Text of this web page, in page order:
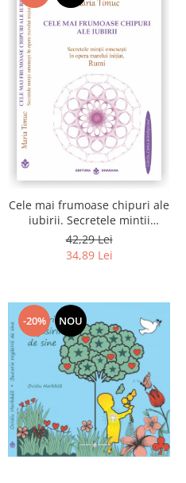
Cele mai frumoase chipuri ale
iubirii. Secretele mintii
omenesti in opera marelui
initiat, Rumi
42,29 Lei
34,89 Lei
-20% NOU